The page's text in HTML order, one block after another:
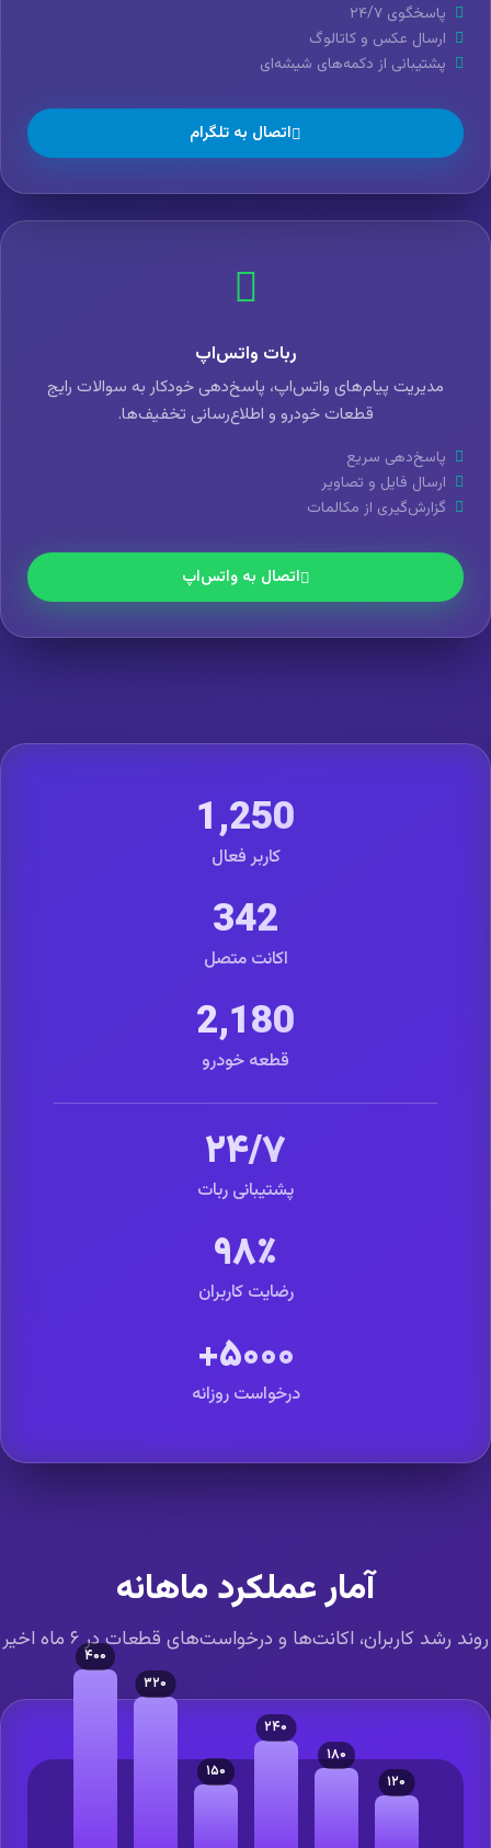
پاسخگوی ۲۴/۷
ارسال عکس و کاتالوگ
پشتیبانی از دکمه‌های شیشه‌ای
اتصال به تلگرام
ربات واتس‌اپ
مدیریت پیام‌های واتس‌اپ، پاسخ‌دهی خودکار به سوالات رایج
قطعات خودرو و اطلاع‌رسانی تخفیف‌ها.
پاسخ‌دهی سریع
ارسال فایل و تصاویر
گزارش‌گیری از مکالمات
اتصال به واتس‌اپ
1,250
کاربر فعال
342
اکانت متصل
2,180
قطعه خودرو
۲۴/۷
پشتیبانی ربات
۹۸٪
رضایت کاربران
۵۰۰۰+
درخواست روزانه
آمار عملکرد ماهانه
رشد کاربران، اکانت‌ها و درخواست‌های قطعات در ۶ ماه اخیر
۱۲۰
۱۸۰
۲۴۰
۱۵۰
۳۲۰
۴۰۰